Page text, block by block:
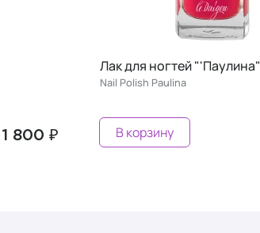
1 800 ₽
Лак для ногтей "'Паулина"
Nail Polish Paulina
В корзину